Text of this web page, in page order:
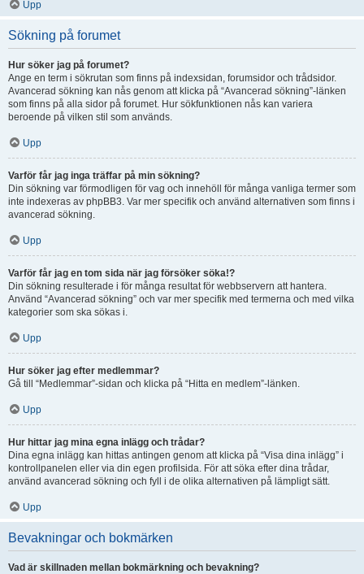
Upp
Sökning på forumet
Hur söker jag på forumet?
Ange en term i sökrutan som finns på indexsidan, forumsidor och trådsidor.
Avancerad sökning kan nås genom att klicka på “Avancerad sökning”-länken
som finns på alla sidor på forumet. Hur sökfunktionen nås kan variera
beroende på vilken stil som används.
Upp
Varför får jag inga träffar på min sökning?
Din sökning var förmodligen för vag och innehöll för många vanliga termer som
inte indexeras av phpBB3. Var mer specifik och använd alternativen som finns i
avancerad sökning.
Upp
Varför får jag en tom sida när jag försöker söka!?
Din sökning resulterade i för många resultat för webbservern att hantera.
Använd “Avancerad sökning” och var mer specifik med termerna och med vilka
kategorier som ska sökas i.
Upp
Hur söker jag efter medlemmar?
Gå till “Medlemmar”-sidan och klicka på “Hitta en medlem”-länken.
Upp
Hur hittar jag mina egna inlägg och trådar?
Dina egna inlägg kan hittas antingen genom att klicka på “Visa dina inlägg” i
kontrollpanelen eller via din egen profilsida. För att söka efter dina trådar,
använd avancerad sökning och fyll i de olika alternativen på lämpligt sätt.
Upp
Bevakningar och bokmärken
Vad är skillnaden mellan bokmärkning och bevakning?